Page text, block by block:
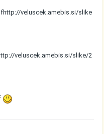
http://veluscek.amebis.si/slike
veluscek.amebis.si/slike/2